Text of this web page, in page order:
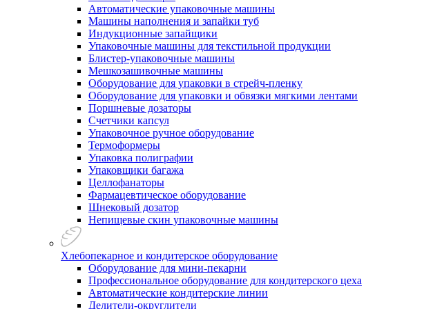
Автоматические упаковочные машины
Машины наполнения и запайки туб
Индукционные запайщики
Упаковочные машины для текстильной продукции
Блистер-упаковочные машины
Мешкозашивочные машины
Оборудование для упаковки в стрейч-пленку
Оборудование для упаковки и обвязки мягкими лентами
Поршневые дозаторы
Счетчики капсул
Упаковочное ручное оборудование
Термоформеры
Упаковка полиграфии
Упаковщики багажа
Целлофанаторы
Фармацевтическое оборудование
Шнековый дозатор
Непищевые скин упаковочные машины
Хлебопекарное и кондитерское оборудование
Оборудование для мини-пекарни
Профессиональное оборудование для кондитерского цеха
Автоматические кондитерские линии
Делители-округлители